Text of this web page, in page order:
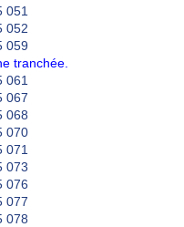
tranchée.